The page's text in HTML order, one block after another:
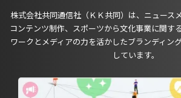
株式会社共同通信社（ＫＫ共同）は、ニュース
コンテンツ制作、スポーツから文化事業に関す
ワークとメディアの力を活かしたブランディン
しています。